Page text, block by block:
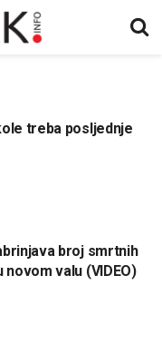
treba posljednje
broj smrtnih
novom valu (VIDEO)